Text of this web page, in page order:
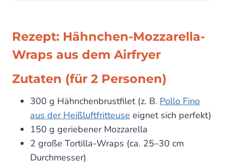
Rezept: Hähnchen-Mozzarella-
Wraps aus dem Airfryer
Zutaten (für 2 Personen)
300 g Hähnchenbrustfilet (z. B. Pollo Fino
aus der Heißluftfritteuse eignet sich perfekt)
150 g geriebener Mozzarella
2 große Tortilla-Wraps (ca. 25–30 cm
Durchmesser)